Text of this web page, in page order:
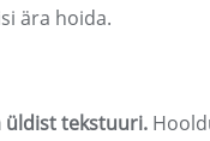
ära hoida.
üldist tekstuuri.